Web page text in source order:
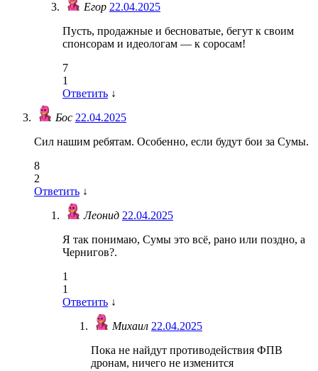
Егор 22.04.2025
Пусть, продажные и бесноватые, бегут к своим
спонсорам и идеологам — к соросам!
7
1
Ответить ↓
Бос 22.04.2025
Сил нашим ребятам. Особенно, если будут бои за Сумы.
8
2
Ответить ↓
Леонид 22.04.2025
Я так понимаю, Сумы это всё, рано или поздно, а
Чернигов?.
1
1
Ответить ↓
Михаил 22.04.2025
Пока не найдут противодействия ФПВ
дронам, ничего не изменится